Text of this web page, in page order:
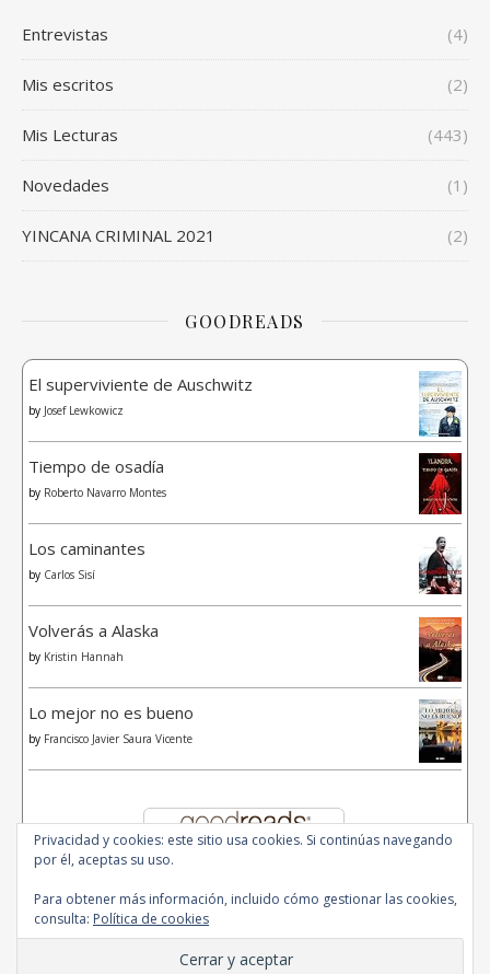
Entrevistas (4)
Mis escritos (2)
Mis Lecturas (443)
Novedades (1)
YINCANA CRIMINAL 2021 (2)
GOODREADS
El superviviente de Auschwitz
by Josef Lewkowicz
Tiempo de osadía
by Roberto Navarro Montes
Los caminantes
by Carlos Sisí
Volverás a Alaska
by Kristin Hannah
Lo mejor no es bueno
by Francisco Javier Saura Vicente
© 2020 - All Rights Reserved.
Ashe Tema de WP Royal
Privacidad y cookies: este sitio usa cookies. Si continúas navegando
por él, aceptas su uso.
Para obtener más información, incluido cómo gestionar las cookies,
consulta: Política de cookies